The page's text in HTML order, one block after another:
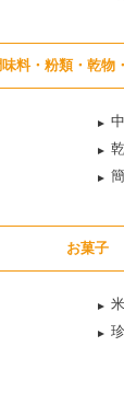
料・粉類・乾物
お菓子